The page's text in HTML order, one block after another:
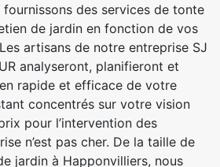
des services de tonte
de jardin en fonction de vos
artisans de notre entreprise SJ
analyseront, planifieront et
rapide et efficace de votre
concentrés sur votre vision
pour l’intervention des
n’est pas cher. De la taille de
jardin à Happonvilliers, nous